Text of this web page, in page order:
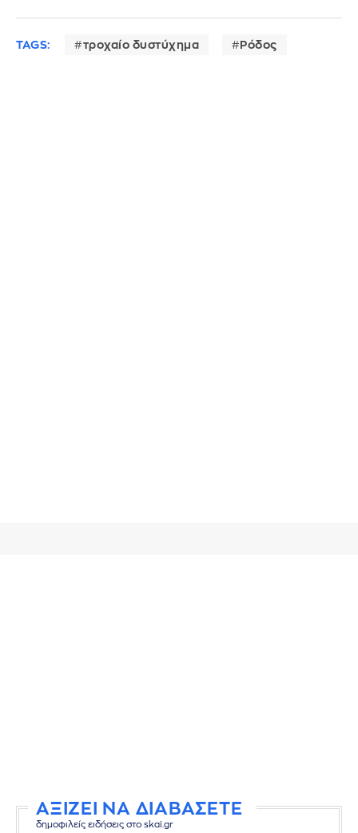
TAGS: τροχαίο δυστύχημα Ρόδος
ΑΞΙΖΕΙ ΝΑ ΔΙΑΒΑΣΕΤΕ
δημοφιλείς ειδήσεις στο skai.gr